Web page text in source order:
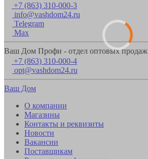
+7 (863) 310-000-3
info@vashdom24.ru
Telegram
Max
Ваш Дом Профи - отдел оптовых продаж
+7 (863) 310-000-4
opt@vashdom24.ru
Ваш Дом
О компании
Магазины
Контакты и реквизиты
Новости
Вакансии
Поставщикам